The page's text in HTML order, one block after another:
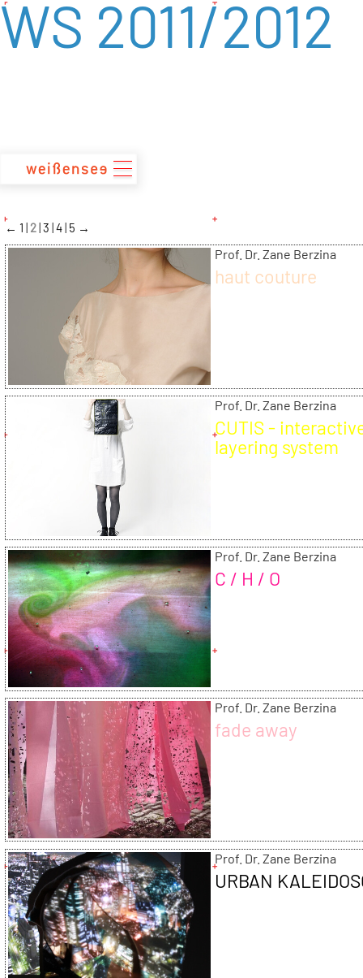
zum
Inhalt
WS 2011/2012
← 1 2 3 4 5 →
Prof. Dr. Zane Berzina
haut couture
Prof. Dr. Zane Berzina
CUTIS -
layering system
Prof. Dr. Zane Berzina
C / H / O
Prof. Dr. Zane Berzina
fade away
Prof. Dr. Zane Berzina
URBAN